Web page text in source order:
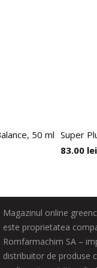
50 ml Super
83.00 lei
Magazinul online
este proprietatea
Romfarmachim SA –
distribuitor de produse